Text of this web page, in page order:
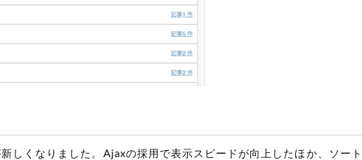
しくなりました。Ajaxの採用で表示スピードが向上したほか、ソー